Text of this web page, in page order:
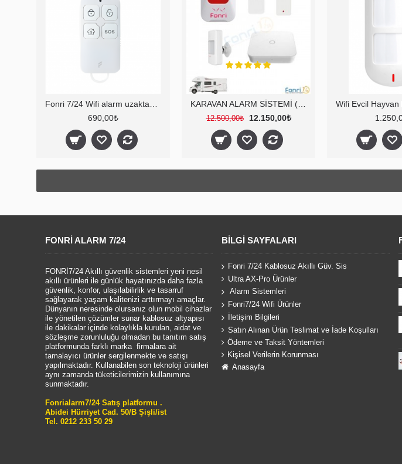
690,00₺
12.500,00₺ 12.150,00₺
FONRI ALARM 7/24
FONRİ7/24 Akıllı güvenlik sistemleri yeni nesil
akıllı ürünleri ile günlük hayatınızda daha fazla
güvenlik, konfor, ulaşılabilirlik ve tasarruf
sağlayarak yaşam kalitenizi arttırmayı amaçlar.
Dünyanın neresinde olursanız olun mobil cihazlar
ile yönetilen çözümler sunar kablosuz altyapısı
ile dakikalar içinde kolaylıkla kurulan, aidat ve
sözleşme zorunluluğu olmadan bu tanıtım satış
platformunda farklı marka firmalara ait
tamalayıcı ürünler sergilenmekte ve satışı
yapılmaktadır. Kullanabilen son teknoloji ürünleri
aynı zamanda tüketicilerimizin kullanımına
sunmaktadır.
Fonrialarm7/24 Satış platformu .
Abidei Hürriyet Cad. 50/B Şişli/ist
Tel. 0212 233 50 29
BILGI SAYFALARI
Fonri 7/24 Kablosuz Akıllı Güv. Sis
Ultra AX-Pro Ürünler
Alarm Sistemleri
Fonri7/24 Wifi Ürünler
İletişim Bilgileri
Satın Alınan Ürün Teslimat ve İade Koşulları
Ödeme ve Taksit Yöntemleri
Kişisel Verilerin Korunması
Anasayfa